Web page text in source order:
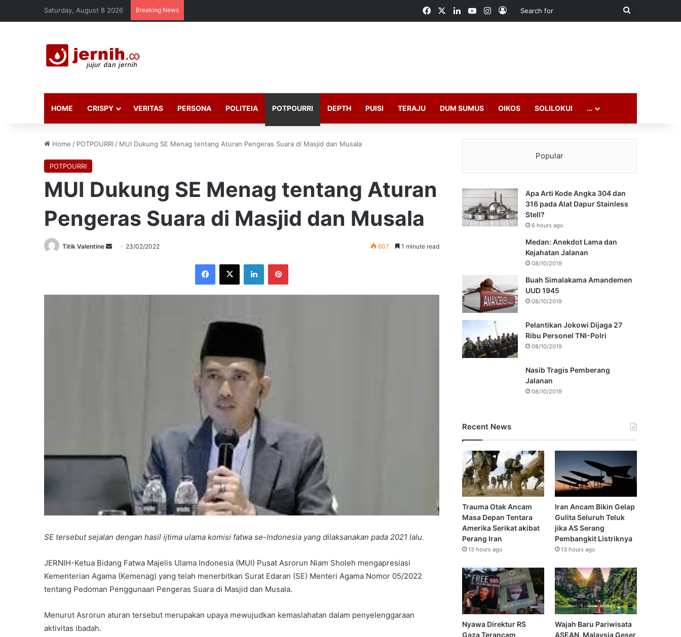
Saturday, August 8 2026 Breaking News FacebookLinkedInYouTubeInstagram
Log In
Search
HOME CRISPY VERITAS PERSONA POLITEIA POTPOURRI DEPTH PUISI TERAJU DUM SUMUS OIKOS SOLILOKUI …
Home / POTPOURRI / MUI Dukung SE Menag tentang Aturan Pengeras Suara di Masjid dan Musala
POTPOURRI
MUI Dukung SE Menag tentang Aturan
Pengeras Suara di Masjid dan Musala
Titik Valentine
Send 23/02/2022 607 1 minute read
Facebook
X LinkedInPinterest
SE tersebut sejalan dengan hasil ijtima ulama komisi fatwa se-Indonesia yang dilaksanakan pada 2021 lalu.
JERNIH-Ketua Bidang Fatwa Majelis Ulama Indonesia (MUI) Pusat Asrorun Niam Sholeh mengapresiasi
Kementerian Agama (Kemenag) yang telah menerbitkan Surat Edaran (SE) Menteri Agama Nomor 05/2022
tentang Pedoman Penggunaan Pengeras Suara di Masjid dan Musala.
Menurut Asrorun aturan tersebut merupakan upaya mewujudkan kemaslahatan dalam penyelenggaraan
aktivitas ibadah.
Popular
Apa Arti Kode Angka 304 dan
316 pada Alat Dapur Stainless
Stell?
6 hours ago
Medan: Anekdot Lama dan
Kejahatan Jalanan
08/10/2019
Buah Simalakama Amandemen
UUD 1945
08/10/2019
Pelantikan Jokowi Dijaga 27
Ribu Personel TNI-Polri
08/10/2019
Nasib Tragis Pemberang
Jalanan
08/10/2019
Recent News
Trauma Otak Ancam
Masa Depan Tentara
Amerika Serikat akibat
Perang Iran
13 hours ago
Iran Ancam Bikin Gelap
Gulita Seluruh Teluk
jika AS Serang
Pembangkit Listriknya
13 hours ago
Nyawa Direktur RS
Gaza Terancam,
Wajah Baru Pariwisata
ASEAN, Malaysia Geser